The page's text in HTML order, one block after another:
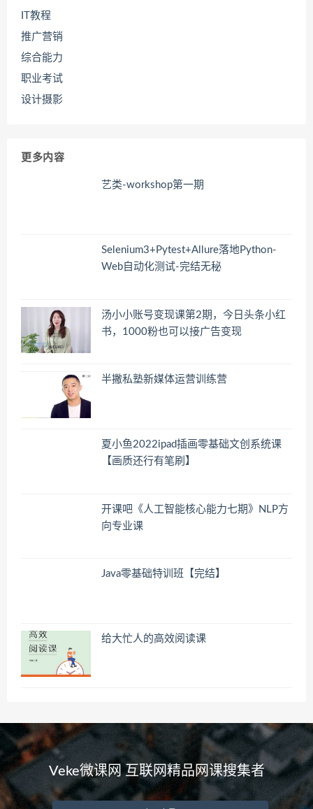
IT教程
推广营销
综合能力
职业考试
设计摄影
更多内容
艺类-workshop第一期
Selenium3+Pytest+Allure落地Python-
Web自动化测试-完结无秘
汤小小账号变现课第2期，今日头条小红
书，1000粉也可以接广告变现
半撇私塾新媒体运营训练营
夏小鱼2022ipad插画零基础文创系统课
【画质还行有笔刷】
开课吧《人工智能核心能力七期》NLP方
向专业课
Java零基础特训班【完结】
给大忙人的高效阅读课
Veke微课网 互联网精品网课搜集者